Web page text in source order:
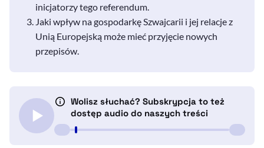
inicjatorzy tego referendum.
Jaki wpływ na gospodarkę Szwajcarii i jej relacje z
Unią Europejską może mieć przyjęcie nowych
przepisów.